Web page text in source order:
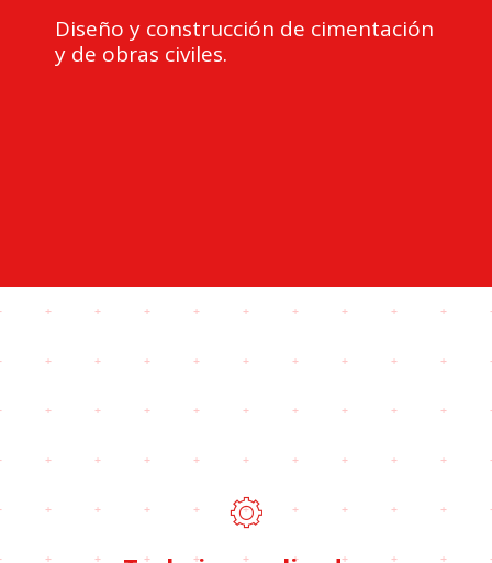
Diseño y construcción de cimentación
y de obras civiles.